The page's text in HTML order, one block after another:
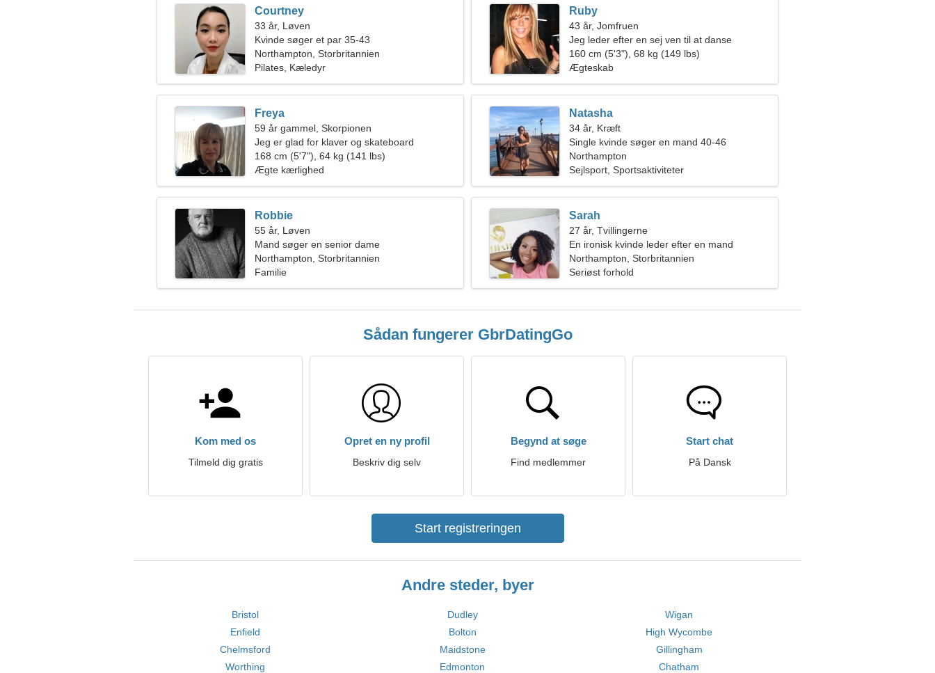
Courtney
33 år, Løven
Kvinde søger et par 35-43
Northampton, Storbritannien
Pilates, Kæledyr
Ruby
43 år, Jomfruen
Jeg leder efter en sej ven til at danse
sammen
160 cm (5'3"), 68 kg (149 lbs)
Ægteskab
Freya
59 år gammel, Skorpionen
Jeg er glad for klaver og skateboard
168 cm (5'7"), 64 kg (141 lbs)
Ægte kærlighed
Natasha
34 år, Kræft
Single kvinde søger en mand 40-46
Northampton
Sejlsport, Sportsaktiviteter
Robbie
55 år, Løven
Mand søger en senior dame
Northampton, Storbritannien
Familie
Sarah
27 år, Tvillingerne
En ironisk kvinde leder efter en mand
Northampton, Storbritannien
Seriøst forhold
Sådan fungerer GbrDatingGo
Kom med os
Tilmeld dig gratis
Opret en ny profil
Beskriv dig selv
Begynd at søge
Find medlemmer
Start chat
På Dansk
Start registreringen
Andre steder, byer
Bristol Dudley
Wigan
Enfield
Bolton
High Wycombe
Chelmsford
Maidstone
Gillingham
Worthing
Edmonton Chatham